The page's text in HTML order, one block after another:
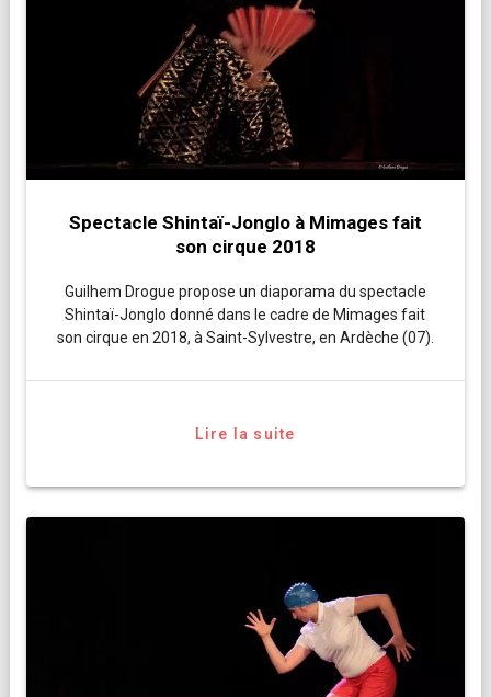
Spectacle Shintaï-Jonglo à Mimages fait
son cirque 2018
Guilhem Drogue propose un diaporama du spectacle
Shintaï-Jonglo donné dans le cadre de Mimages fait
son cirque en 2018, à Saint-Sylvestre, en Ardèche (07).
Lire la suite